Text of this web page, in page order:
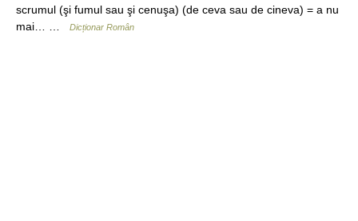
scrumul (şi fumul sau şi cenuşa) (de ceva sau de cineva) = a nu
mai… …
Dicționar Român